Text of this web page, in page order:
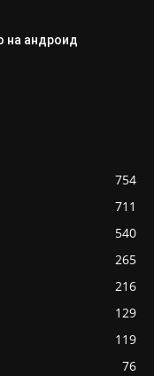
на андроид
754
711
540
265
216
129
119
76